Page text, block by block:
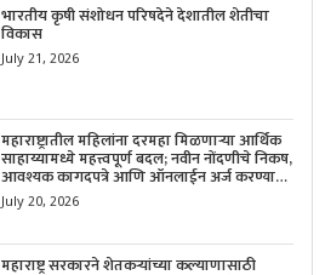
भारतीय कृषी संशोधन परिषदेने देशातील शेतीचा
विकास
July 21, 2026
महाराष्ट्रातील महिलांना दरमहा मिळणाऱ्या आर्थिक
साहाय्यामध्ये महत्त्वपूर्ण बदल; नवीन नोंदणीचे निकष,
आवश्यक कागदपत्रे आणि ऑनलाईन अर्ज करण्याची
सोपी प्रक्रिया जाणून घ्या.
July 20, 2026
महाराष्ट्र सरकारने शेतकऱ्यांच्या कल्याणासाठी